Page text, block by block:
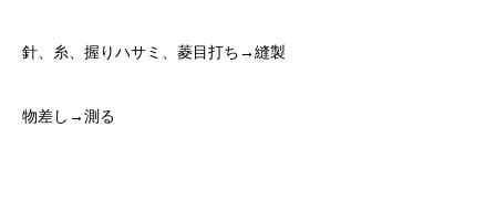
針、糸、握りハサミ、菱目打ち→縫製
物差し→測る